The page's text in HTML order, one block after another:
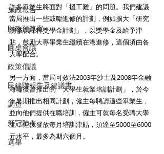
施政報告
財政預算案
圓桌會議
政策倡議
民建聯報告及建議書
調查
新冠肺炎
選舉
許多畢業生將面對「搵工難」的問題。我們建議
當局推出一些鼓勵進修的計劃，例如擴大「研究
院修課課程獎學金計劃」，以獎學金及給予津
貼，鼓勵大專畢業生繼續在港進修，這個須由各
大學配合。
另一方面，當局可效法2003年沙士及2008年金融
海嘯後曾推出的「大學生就業培訓計劃」，於今
年暑期推出相同計劃，僱主每聘請這些畢業生，
並向他們提供在職培訓，僱主可就每名受聘大學
生，但獲發放每月培訓津貼，須達至5000至6000
元水平，最多為期六個月。